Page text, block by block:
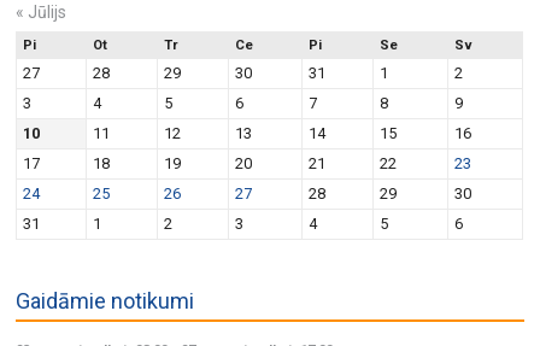
« Jūlijs
Pi Ot Tr Ce Pi Se Sv
27 28 29 30 31 1
2
3
4 5 6 7 8
9
10
11 12 13 14 15
16
17
18 19 20 21 22
23
24
25 26 27 28 29
30
31
1 2 3 4 5 6
Gaidāmie notikumi